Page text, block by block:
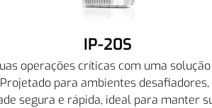
IP-20S
operações críticas com uma
para ambientes
segura e rápida, ideal para manter